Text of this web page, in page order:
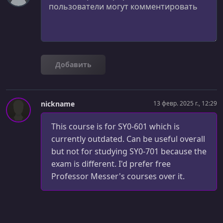
File Manipulation Tools / Commands
Transmission Control Protocol (TCP) and User Datagram
Protocol (UDP)
Unsecure Protocols
УРОК 29. 00:05:08
00:09:29
Wireless Infrastructure
Добавить
nickname 13 февр. 2025 г., 12:29
This course is for SY0-601 which is
currently outdated. Can be useful overall
but not for studying SY0-701 because the
exam is different. I'd prefer free
Professor Messer's courses over it.